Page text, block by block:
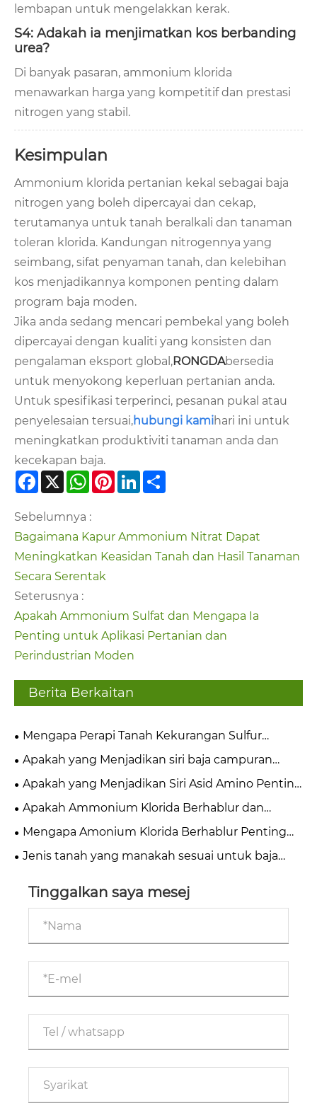
lembapan untuk mengelakkan kerak.
S4: Adakah ia menjimatkan kos berbanding
urea?
Di banyak pasaran, ammonium klorida
menawarkan harga yang kompetitif dan prestasi
nitrogen yang stabil.
Kesimpulan
Ammonium klorida pertanian kekal sebagai baja
nitrogen yang boleh dipercayai dan cekap,
terutamanya untuk tanah beralkali dan tanaman
toleran klorida. Kandungan nitrogennya yang
seimbang, sifat penyaman tanah, dan kelebihan
kos menjadikannya komponen penting dalam
program baja moden.
Jika anda sedang mencari pembekal yang boleh
dipercayai dengan kualiti yang konsisten dan
pengalaman eksport global,RONGDAbersedia
untuk menyokong keperluan pertanian anda.
Untuk spesifikasi terperinci, pesanan pukal atau
penyelesaian tersuai,hubungi kamihari ini untuk
meningkatkan produktiviti tanaman anda dan
kecekapan baja.
Facebook
X WhatsApp
Pinterest
LinkedIn
Sebelumnya :
Bagaimana Kapur Ammonium Nitrat Dapat
Meningkatkan Keasidan Tanah dan Hasil Tanaman
Secara Serentak
Seterusnya :
Apakah Ammonium Sulfat dan Mengapa Ia
Penting untuk Aplikasi Pertanian dan
Perindustrian Moden
Berita Berkaitan
Mengapa Perapi Tanah Kekurangan Sulfur
Mengubah Produktiviti Tanaman dan Kesihatan
Tanah?
Apakah yang Menjadikan siri baja campuran
Biasa Penting untuk Pertanian Moden?
Apakah yang Menjadikan Siri Asid Amino Penting
untuk Kesihatan dan Industri Moden?
Apakah Ammonium Klorida Berhablur dan
Mengapa Ia Penting untuk Pertanian dan Industri
Moden
Mengapa Amonium Klorida Berhablur Penting
untuk Pertanian Moden dan Baja Perindustrian
Jenis tanah yang manakah sesuai untuk baja
Tinggalkan saya mesej